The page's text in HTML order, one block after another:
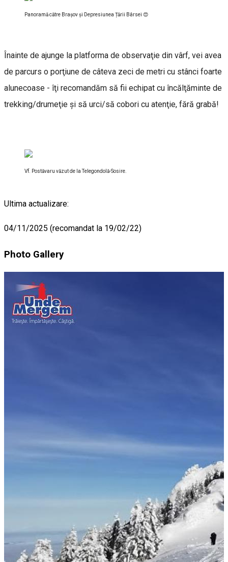
Panoramă către Brașov și Depresiunea Țării Bârsei 😍
Înainte de ajunge la platforma de observaţie din vârf, vei avea
de parcurs o porţiune de câteva zeci de metri cu stânci foarte
alunecoase - îţi recomandăm să fii echipat cu încălţăminte de
trekking/drumeţie şi să urci/să cobori cu atenţie, fără grabă!
Vf. Postăvaru văzut de la Telegondolă-Sosire.
Ultima actualizare:
04/11/2025 (recomandat la 19/02/22)
Photo Gallery